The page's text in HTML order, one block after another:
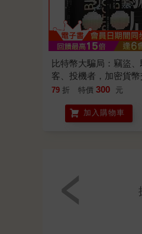
比特幣大騙局：竊盜、
客、投機者，加密貨幣
所Mt. Gox的腐敗運作
79 折 特價 300 元
加入購物車